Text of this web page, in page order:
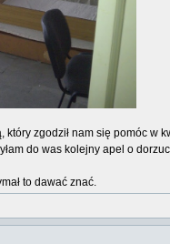
który zgodził nam się pomóc
do was kolejny apel o
to dawać znać.